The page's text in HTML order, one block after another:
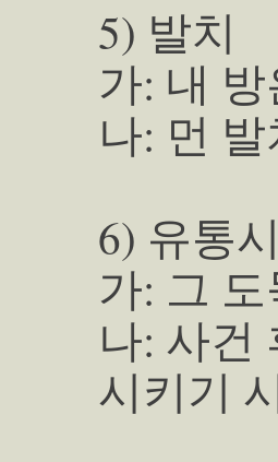
5) 발치
가: 내
나: 먼
6) 유통
가: 그
나: 사건
시키기